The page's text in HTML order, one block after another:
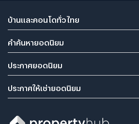
บ้านและคอนโดทั่วไทย
คำค้นหายอดนิยม
ประกาศยอดนิยม
ประกาศให้เช่ายอดนิยม